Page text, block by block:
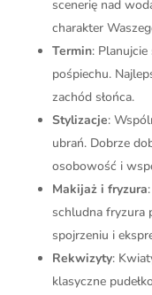
scenerię nad
charakter
Termin: Planujcie
pośpiechu.
zachód słońca.
Stylizacje:
ubrań. Dobrze
osobowość i
Makijaż i fryzura
schludna fryzura
spojrzeniu i
Rekwizyty:
klasyczne